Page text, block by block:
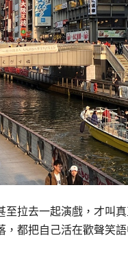
拉去一起演戲，才叫
，都把自己活在歡聲笑